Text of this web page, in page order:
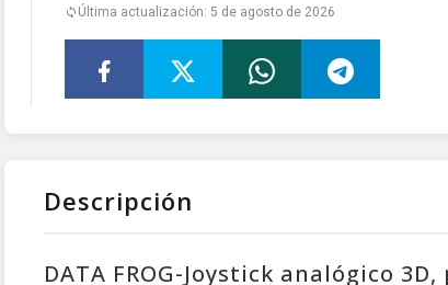
Última actualización: 5 de agosto de 2026
Descripción
DATA FROG-Joystick analógico